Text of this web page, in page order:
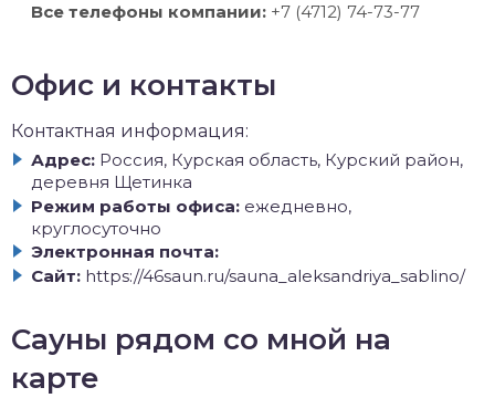
Все телефоны компании: +7 (4712) 74-73-77
Офис и контакты
Контактная информация:
Адрес: Россия, Курская область, Курский район,
деревня Щетинка
Режим работы офиса: ежедневно,
круглосуточно
Электронная почта:
Сайт: https://46saun.ru/sauna_aleksandriya_sablino/
Сауны рядом со мной на
карте